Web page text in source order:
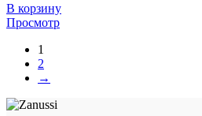
В корзину
Просмотр
1
2
→